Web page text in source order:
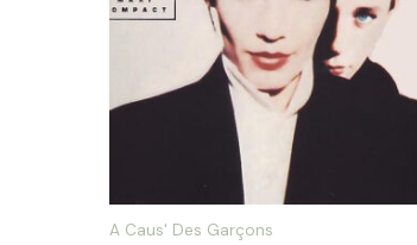
A Caus' Des Garçons